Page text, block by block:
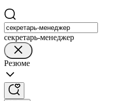
секретарь-менеджер
Резюме